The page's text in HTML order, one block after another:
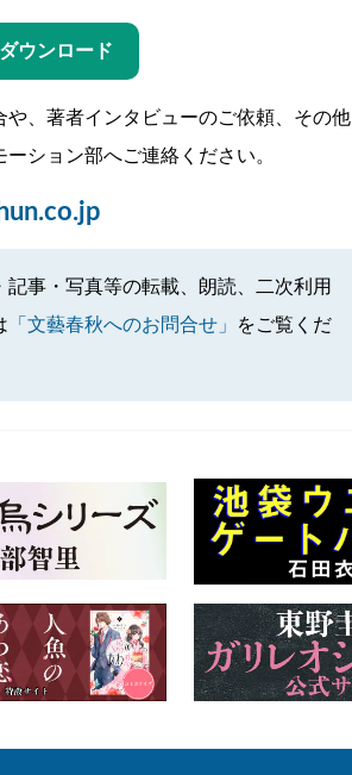
ウンロード
、著者インタビューのご依頼、その他
ション部へご連絡ください。
事・写真等の転載、朗読、二次利用
「文藝春秋へのお問合せ」
をご覧くだ